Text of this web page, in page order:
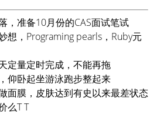
，准备10月份的CAS面试笔试
想，Programing pearls，Ruby元
定量定时完成，不能再拖
仰卧起坐游泳跑步整起来
面膜，皮肤达到有史以来最差状态
么T T